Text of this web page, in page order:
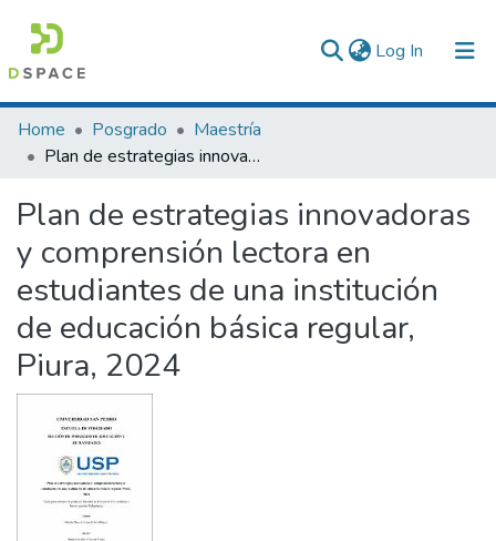
Log In (current)
Communities & Collections
All of DSpace
Statistics
Home Posgrado
Maestría
Plan de estrategias innovadoras y comprensión lectora en estudiantes de una institución de educación básica regular, Piura, 2024
Plan de estrategias innovadoras
y comprensión lectora en
estudiantes de una institución
de educación básica regular,
Piura, 2024